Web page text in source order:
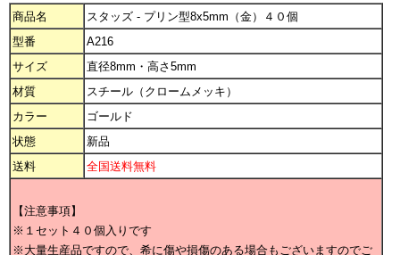
商品名
スタッズ - プリン型8x5mm（金）４０個
型番
A216
サイズ
直径8mm・高さ5mm
材質
スチール（クロームメッキ）
カラー
ゴールド
状態
新品
送料
全国送料無料
【注意事項】
※１セット４０個入りです
※大量生産品ですので、希に傷や損傷のある場合もございますのでご